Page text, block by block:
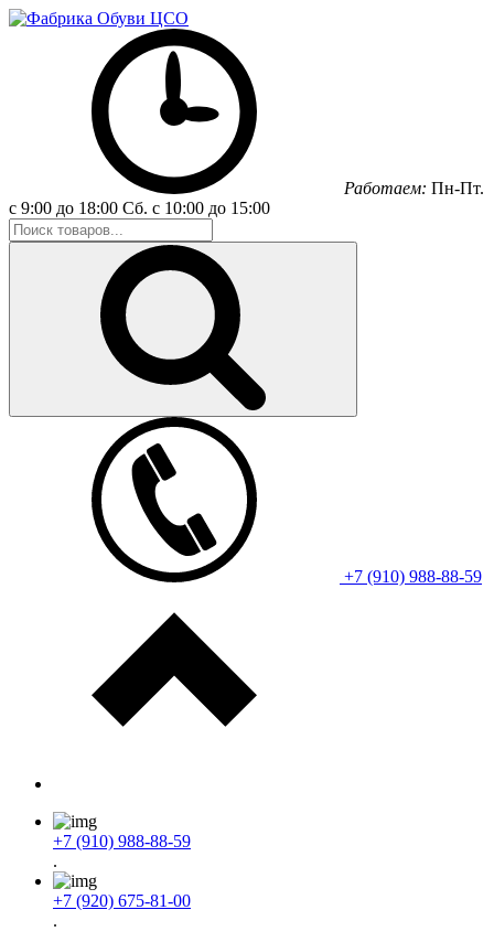
Работаем: Пн-Пт.
с 9:00 до 18:00 Сб. с 10:00 до 15:00
+7 (910) 988-88-59
+7 (910) 988-88-59
.
+7 (920) 675-81-00
.